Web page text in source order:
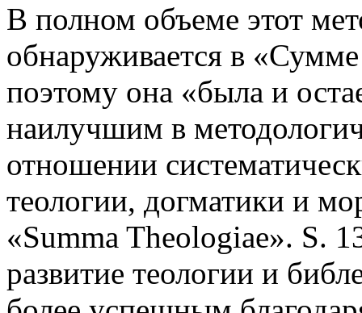
В полном объеме этот
обнаруживается в
поэтому она «была и
наилучшим в
отношении
теологии, догматики и
«Summa Theologiae». S.
развитие теологии и